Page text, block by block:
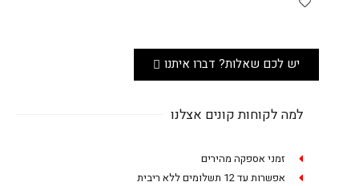
יש לכם שאלות? דברו איתנו
למה לקוחות קונים אצלנו
זמני אספקה מהירים
אפשרות עד 12 תשלומים ללא ריבית